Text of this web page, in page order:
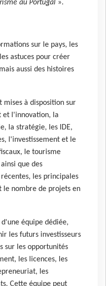
au Portugal ».
sur le pays, les
astuces pour créer
aussi des histoires
mises à disposition sur
et l'innovation, la
la stratégie, les IDE,
l'investissement et le
le tourisme
que des
les principales
le nombre de projets en
d'une équipe dédiée,
les futurs investisseurs
sur les opportunités
les licences, les
les
Cette équipe peut